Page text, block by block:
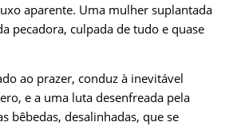
aparente. Uma mulher suplantada
pecadora, culpada de tudo e quase
ao prazer, conduz à inevitável
e a uma luta desenfreada pela
bêbedas, desalinhadas, que se